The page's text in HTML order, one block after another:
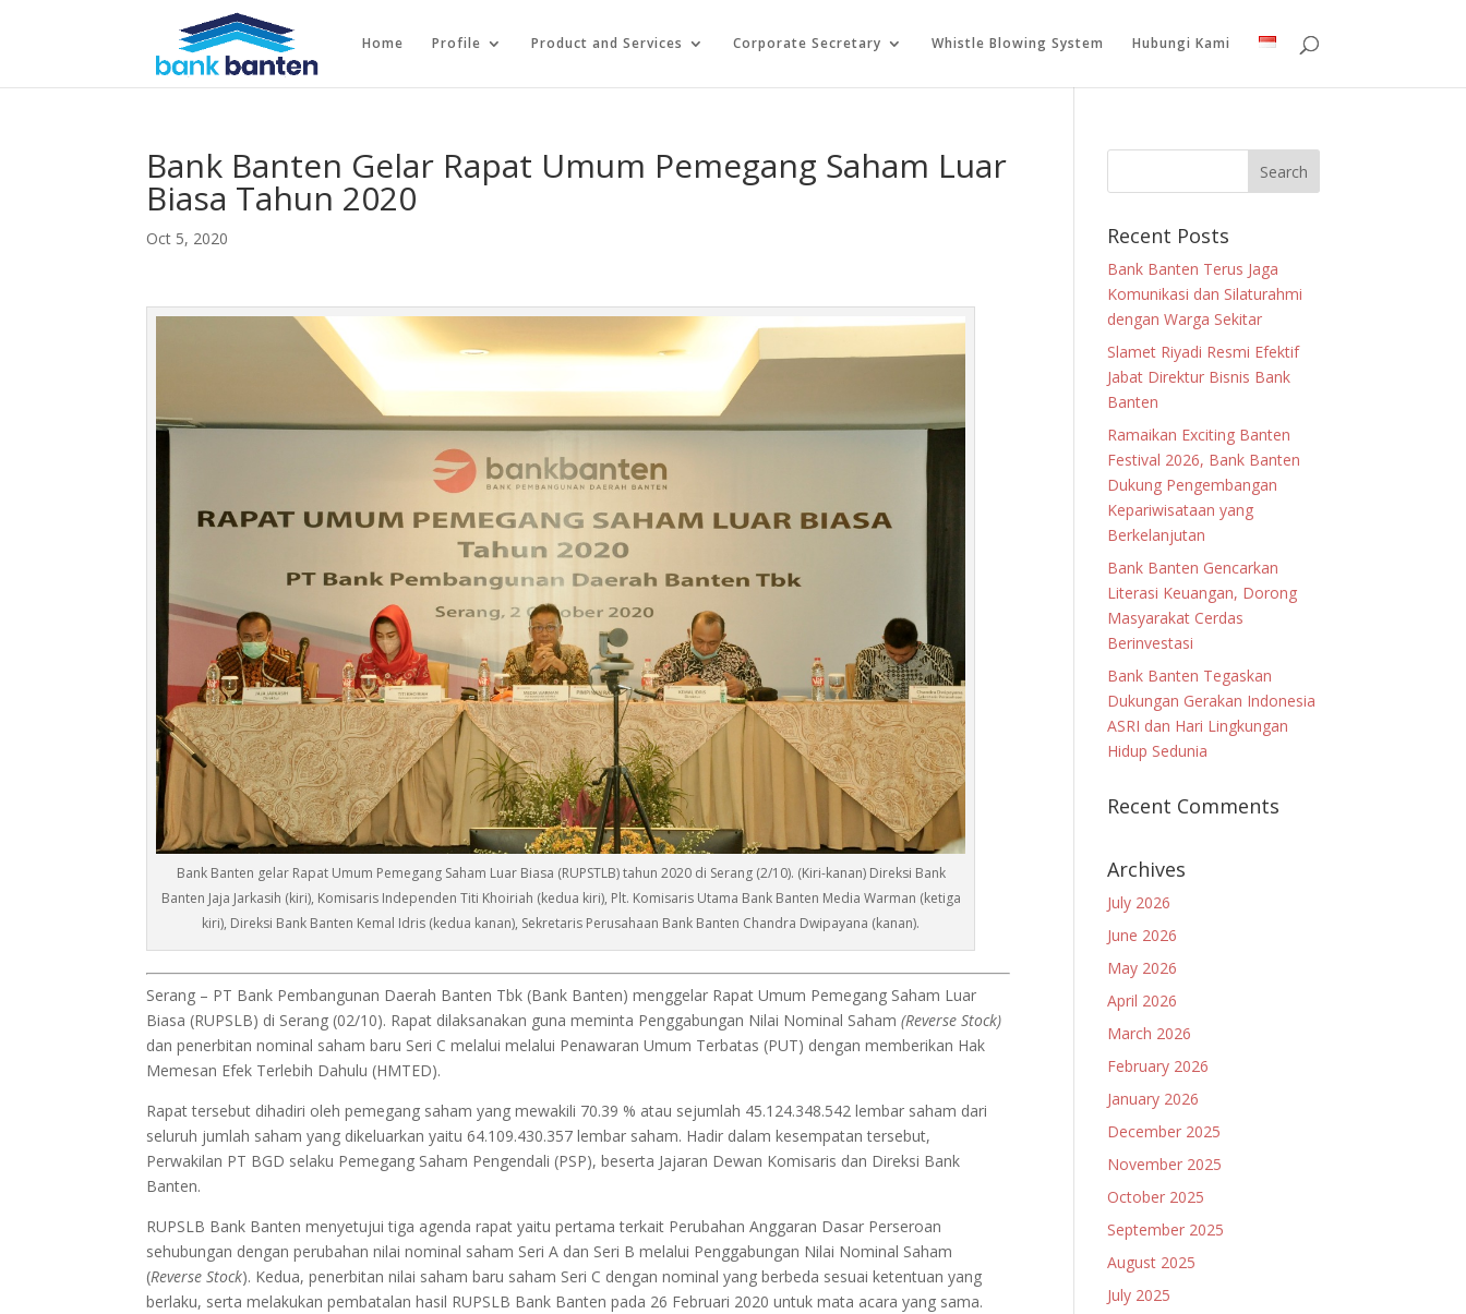
Home Profile Product and Services Corporate Secretary Whistle Blowing System Hubungi Kami
Bank Banten Gelar Rapat Umum Pemegang Saham Luar
Biasa Tahun 2020
Oct 5, 2020
Bank Banten gelar Rapat Umum Pemegang Saham Luar Biasa (RUPSTLB) tahun 2020 di Serang (2/10). (Kiri-kanan) Direksi Bank
Banten Jaja Jarkasih (kiri), Komisaris Independen Titi Khoiriah (kedua kiri), Plt. Komisaris Utama Bank Banten Media Warman (ketiga
kiri), Direksi Bank Banten Kemal Idris (kedua kanan), Sekretaris Perusahaan Bank Banten Chandra Dwipayana (kanan).
Serang – PT Bank Pembangunan Daerah Banten Tbk (Bank Banten) menggelar Rapat Umum Pemegang Saham Luar
Biasa (RUPSLB) di Serang (02/10). Rapat dilaksanakan guna meminta Penggabungan Nilai Nominal Saham(Reverse Stock)
dan penerbitan nominal saham baru Seri C melalui melalui Penawaran Umum Terbatas (PUT) dengan memberikan Hak
Memesan Efek Terlebih Dahulu (HMTED).
Rapat tersebut dihadiri oleh pemegang saham yang mewakili 70.39 % atau sejumlah 45.124.348.542 lembar saham dari
seluruh jumlah saham yang dikeluarkan yaitu 64.109.430.357 lembar saham. Hadir dalam kesempatan tersebut,
Perwakilan PT BGD selaku Pemegang Saham Pengendali (PSP), beserta Jajaran Dewan Komisaris dan Direksi Bank
Banten.
RUPSLB Bank Banten menyetujui tiga agenda rapat yaitu pertama terkait Perubahan Anggaran Dasar Perseroan
sehubungan dengan perubahan nilai nominal saham Seri A dan Seri B melalui Penggabungan Nilai Nominal Saham
(Reverse Stock). Kedua, penerbitan nilai saham baru saham Seri C dengan nominal yang berbeda sesuai ketentuan yang
berlaku, serta melakukan pembatalan hasil RUPSLB Bank Banten pada 26 Februari 2020 untuk mata acara yang sama.
Recent Posts
Bank Banten Terus Jaga
Komunikasi dan Silaturahmi
dengan Warga Sekitar
Slamet Riyadi Resmi Efektif
Jabat Direktur Bisnis Bank
Banten
Ramaikan Exciting Banten
Festival 2026, Bank Banten
Dukung Pengembangan
Kepariwisataan yang
Berkelanjutan
Bank Banten Gencarkan
Literasi Keuangan, Dorong
Masyarakat Cerdas
Berinvestasi
Bank Banten Tegaskan
Dukungan Gerakan Indonesia
ASRI dan Hari Lingkungan
Hidup Sedunia
Recent Comments
Archives
July 2026
June 2026
May 2026
April 2026
March 2026
February 2026
January 2026
December 2025
November 2025
October 2025
September 2025
August 2025
July 2025